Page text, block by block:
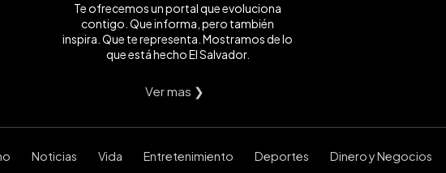
Te ofrecemos un portal que evoluciona
contigo. Que informa, pero también
inspira. Que te representa. Mostramos de lo
que está hecho El Salvador.
Ver mas ❯
Noticias Vida Entretenimiento Deportes Dinero y Negocios